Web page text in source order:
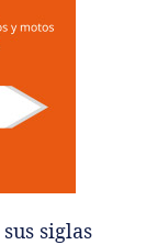
siglas